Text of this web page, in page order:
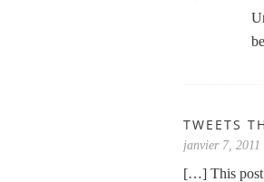
TWEETS
janvier 7,
[…] This post